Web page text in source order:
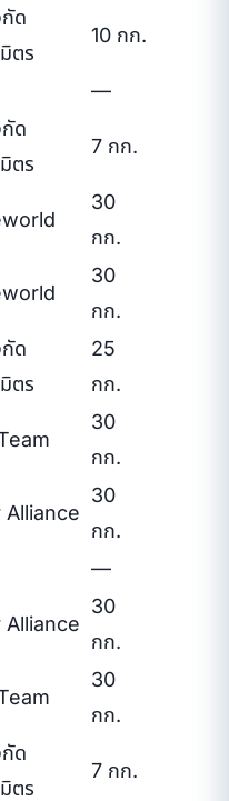
กัด
ตร
10 กก.
—
กัด
ตร
7 กก.
30
กก.
30
กก.
กัด
ตร
25
กก.
30
กก.
Alliance
30
กก.
—
Alliance
30
กก.
30
กก.
กัด
ตร
7 กก.